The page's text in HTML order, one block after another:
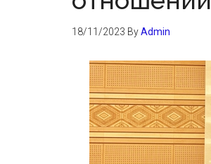
18/11/2023 ByAdmin